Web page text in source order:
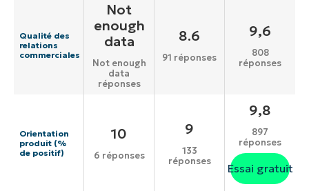
Qualité des
relations
commerciales
Not
enough
data
Not enough
data
réponses
8.6
91 réponses
9,6
808
réponses
Orientation
produit (%
de positif)
10
6 réponses
9
133
réponses
9,8
897
réponses
Essai gratuit